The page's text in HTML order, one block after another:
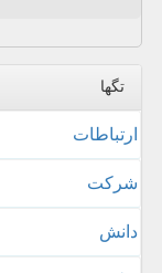
تگها
ارتباطات
شركت
دانش